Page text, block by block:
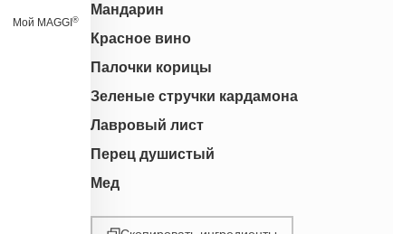
Мой MAGGI ®
Мандарин
Красное вино
Палочки корицы
Зеленые стручки кардамона
Лавровый лист
Перец душистый
Мед